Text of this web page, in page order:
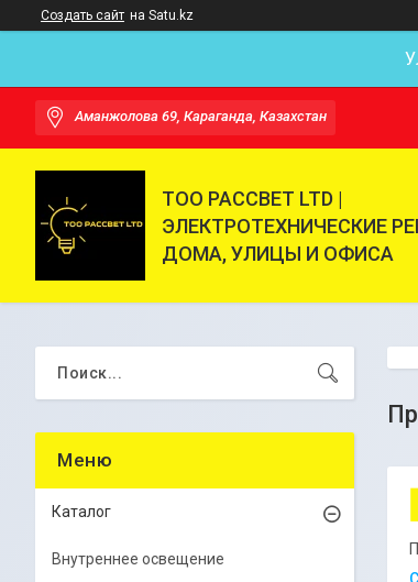
Создать сайт на Satu.kz
Аманжолова 69, Караганда, Казахстан
ТОО РАССВЕТ LTD |
ЭЛЕКТРОТЕХНИЧЕСКИЕ
ДОМА, УЛИЦЫ И ОФИСА
Каталог
Внутреннее освещение